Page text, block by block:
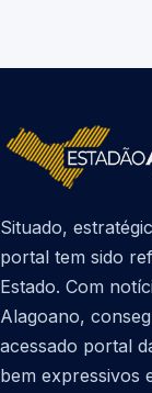
Situado,
portal tem sido
Estado. Com
Alagoano,
acessado portal
bem expressivos